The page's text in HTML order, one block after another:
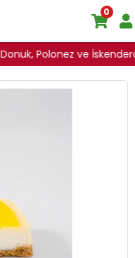
Polonez ve
0